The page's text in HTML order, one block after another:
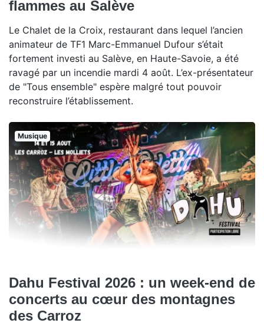
flammes au Salève
Le Chalet de la Croix, restaurant dans lequel l’ancien
animateur de TF1 Marc-Emmanuel Dufour s’était
fortement investi au Salève, en Haute-Savoie, a été
ravagé par un incendie mardi 4 août. L’ex-présentateur
de "Tous ensemble" espère malgré tout pouvoir
reconstruire l’établissement.
Musique
Dahu Festival 2026 : un week-end de
concerts au cœur des montagnes
des Carroz